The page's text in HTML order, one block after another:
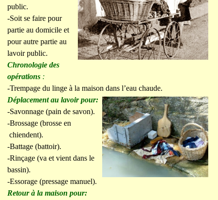
public.
-Soit se faire pour
partie au domicile et
pour autre partie au
lavoir public.
Chronologie des
opérations :
-Trempage du linge à la maison dans l’eau chaude.
Déplacement au lavoir pour:
-Savonnage (pain de savon).
-Brossage (brosse en
chiendent).
-Battage (battoir).
-Rinçage (va et vient dans le
bassin).
-Essorage (pressage manuel).
Retour à la maison pour: